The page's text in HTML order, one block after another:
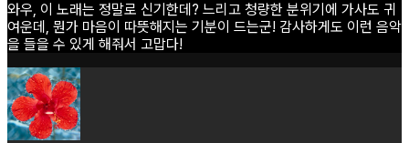
와우, 이 노래는 정말로 신기한데? 느리고 청량한 분위기에 가사도 귀
여운데, 뭔가 마음이 따뜻해지는 기분이 드는군! 감사하게도 이런 음악
을 들을 수 있게 해줘서 고맙다!